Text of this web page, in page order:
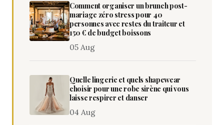
Comment organiser un brunch post-
mariage zéro stress pour 40
personnes avec restes du traiteur et
150 € de budget boissons
05 Aug
Quelle lingerie et quels shapewear
choisir pour une robe sirène qui vous
laisse respirer et danser
04 Aug